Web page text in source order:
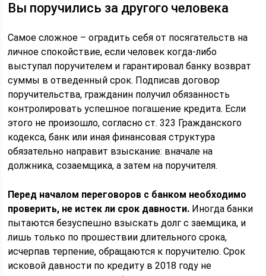
Вы поручились за другого человека
Самое сложное – оградить себя от посягательств на
личное спокойствие, если человек когда-либо
выступал поручителем и гарантировал банку возврат
суммы в отведенный срок. Подписав договор
поручительства, гражданин получил обязанность
контролировать успешное погашение кредита. Если
этого не произошло, согласно ст. 323 Гражданского
кодекса, банк или иная финансовая структура
обязательно направит взыскание: вначале на
должника, созаемщика, а затем на поручителя.
Перед началом переговоров с банком необходимо
проверить, не истек ли срок давности. Иногда банки
пытаются безуспешно взыскать долг с заемщика, и
лишь только по прошествии длительного срока,
исчерпав терпение, обращаются к поручителю. Срок
исковой давности по кредиту в 2018 году не